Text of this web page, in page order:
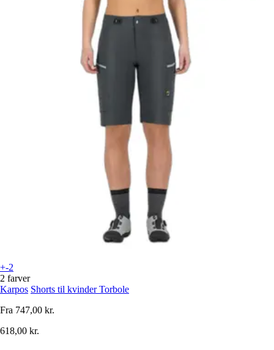
+-2
2 farver
Karpos Shorts til kvinder Torbole
Fra 747,00 kr.
618,00 kr.